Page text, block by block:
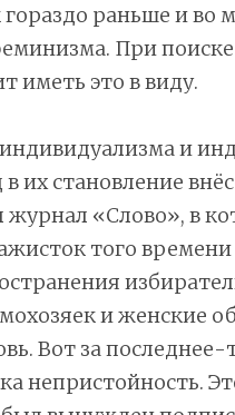
раньше и во
При
иметь это в виду.
и
их становление
журнал «Слово», в
того
и женские
Вот за последнее-
непристойность.